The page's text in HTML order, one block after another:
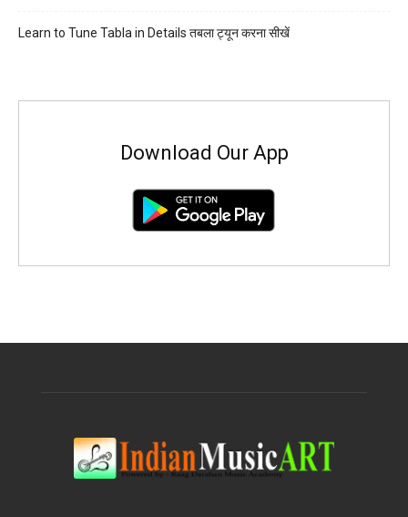
Learn to Tune Tabla in Details तबला ट्यून करना सीखें
Download Our App